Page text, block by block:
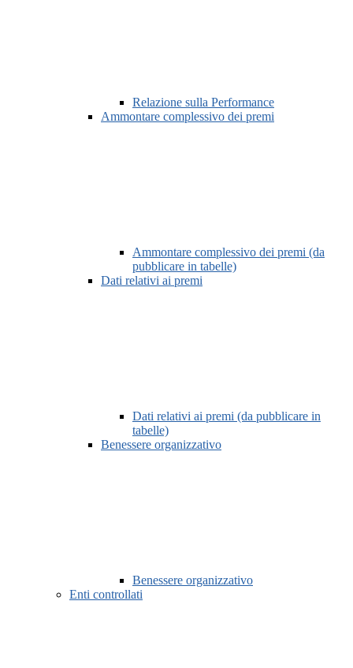
Relazione sulla Performance
Ammontare complessivo dei premi
Ammontare complessivo dei premi (da
pubblicare in tabelle)
Dati relativi ai premi
Dati relativi ai premi (da pubblicare in
tabelle)
Benessere organizzativo
Benessere organizzativo
Enti controllati